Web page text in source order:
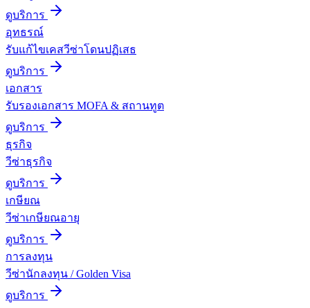
ดูบริการ
อุทธรณ์
รับแก้ไขเคสวีซ่าโดนปฏิเสธ
ดูบริการ
เอกสาร
รับรองเอกสาร MOFA & สถานทูต
ดูบริการ
ธุรกิจ
วีซ่าธุรกิจ
ดูบริการ
เกษียณ
วีซ่าเกษียณอายุ
ดูบริการ
การลงทุน
วีซ่านักลงทุน / Golden Visa
ดูบริการ